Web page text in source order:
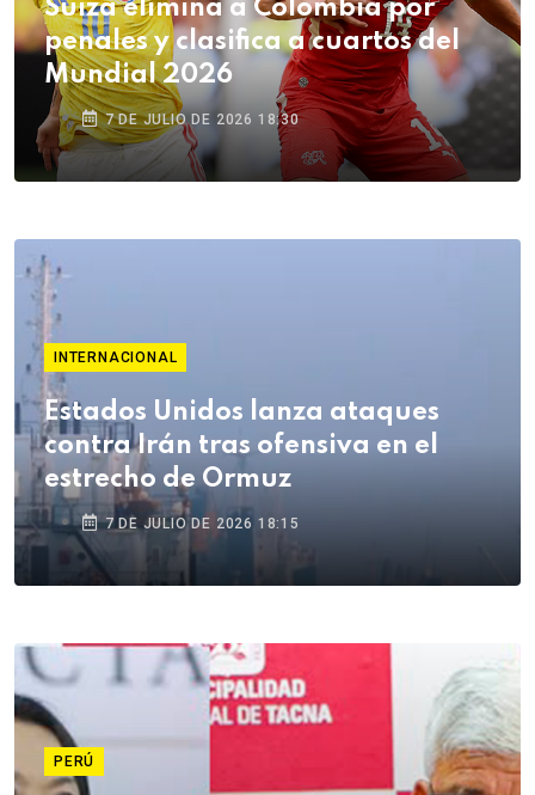
Suiza elimina a Colombia por
penales y clasifica a cuartos del
Mundial 2026
7 DE JULIO DE 2026 18:30
INTERNACIONAL
Estados Unidos lanza ataques
contra Irán tras ofensiva en el
estrecho de Ormuz
7 DE JULIO DE 2026 18:15
PERÚ